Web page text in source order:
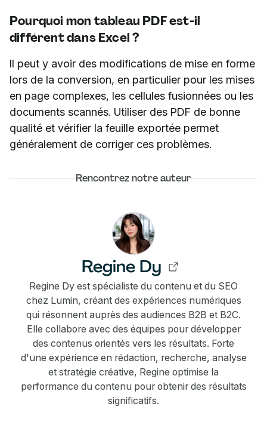
Pourquoi mon tableau PDF est-il
différent dans Excel ?
Il peut y avoir des modifications de mise en forme
lors de la conversion, en particulier pour les mises
en page complexes, les cellules fusionnées ou les
documents scannés. Utiliser des PDF de bonne
qualité et vérifier la feuille exportée permet
généralement de corriger ces problèmes.
Rencontrez notre auteur
Regine Dy
Regine Dy est spécialiste du contenu et du SEO
chez Lumin, créant des expériences numériques
qui résonnent auprès des audiences B2B et B2C.
Elle collabore avec des équipes pour développer
des contenus orientés vers les résultats. Forte
d'une expérience en rédaction, recherche, analyse
et stratégie créative, Regine optimise la
performance du contenu pour obtenir des résultats
significatifs.